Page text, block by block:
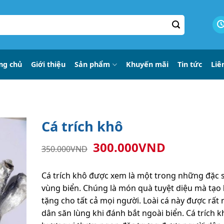
chủ Giới thiệu Sản phẩm Khuyến mãi Tin tức
Cá trích khô
350.000VND Giá
là:
350.000VND.
300.000VNDGiá
tại
là:
Cá trích khô được xem là một trong những đặc
vùng biển. Chúng là món quà tuyệt diệu mà tạo
tặng cho tất cả mọi người. Loài cá này được rất
dân săn lùng khi đánh bắt ngoài biển. Cá trích